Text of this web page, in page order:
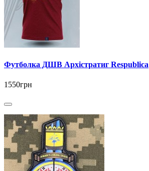
Футболка ДШВ Архістратиг Respublica
1550грн